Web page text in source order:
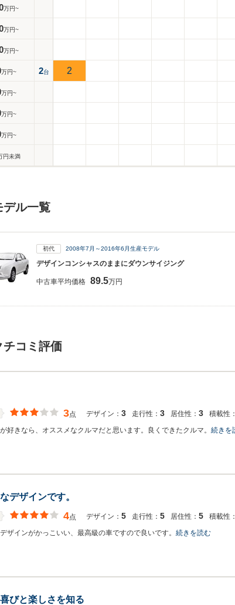
万円~
万円~
万円~
万円~ 2台 2
万円~
万円~
万円~
円未満
デル一覧
初代 2008年7月～2016年6月生産モデル
デザインコンシャスのままにダウンサイジング
中古車平均価格 89.5万円
チコミ評価
3点 デザイン： 3 走行性： 3 居住性： 3 積載性：
好きなら、オススメなクルマだと思います。良くできたクルマ。 続きを
デザインです。
4点 デザイン： 5 走行性： 5 居住性： 5 積載性：
ザインがかっこいい、最高級の車ですので良いです。 続きを読む
びと楽しさを知る